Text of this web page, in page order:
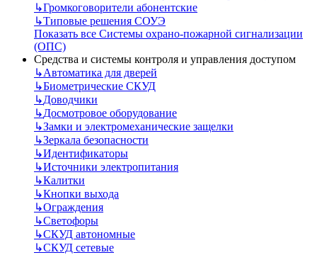
↳Громкоговорители абонентские
↳Типовые решения СОУЭ
Показать все Системы охрано-пожарной сигнализации
(ОПС)
Средства и системы контроля и управления доступом
↳Автоматика для дверей
↳Биометрические СКУД
↳Доводчики
↳Досмотровое оборудование
↳Замки и электромеханические защелки
↳Зеркала безопасности
↳Идентификаторы
↳Источники электропитания
↳Калитки
↳Кнопки выхода
↳Ограждения
↳Светофоры
↳СКУД автономные
↳СКУД сетевые